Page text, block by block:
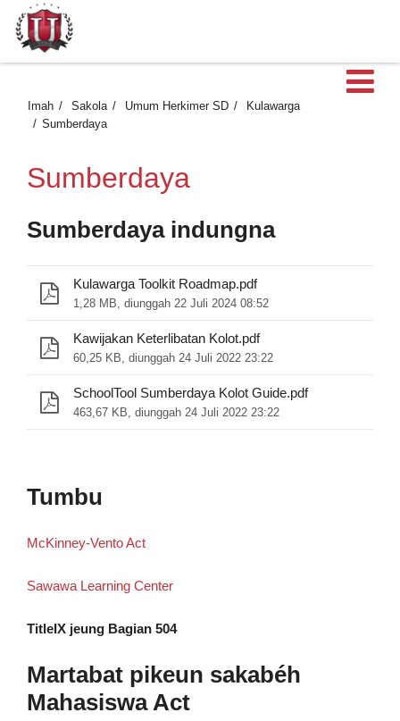
Imah Sakola Umum Herkimer SD
Kulawarga
Sumberdaya
Sumberdaya
Sumberdaya indungna
Kulawarga Toolkit Roadmap.pdf
1,28 MB, diunggah 22 Juli 2024 08:52
Kawijakan Keterlibatan Kolot.pdf
60,25 KB, diunggah 24 Juli 2022 23:22
SchoolTool Sumberdaya Kolot Guide.pdf
463,67 KB, diunggah 24 Juli 2022 23:22
Tumbu
McKinney-Vento Act
Sawawa Learning Center
TitleIX jeung Bagian 504
Martabat pikeun sakabéh
Mahasiswa Act